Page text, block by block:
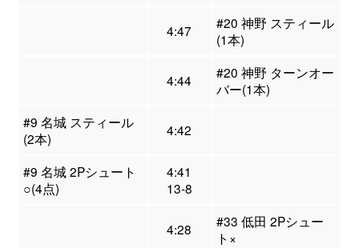
4:47
#20 神野 スティール
(1本)
4:44
#20 神野 ターンオー
バー(1本)
#9 名城 スティール
(2本)
4:42
#9 名城 2Pシュート
○(4点)
4:41
13-8
4:28
#33 低田 2Pシュー
ト×